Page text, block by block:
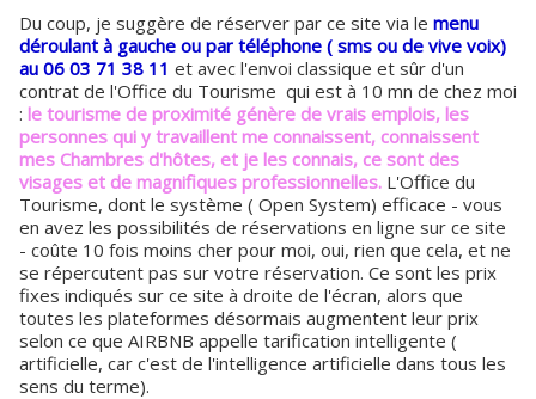
Du coup, je suggère de réserver par ce site via le menu
déroulant à gauche ou par téléphone ( sms ou de vive voix)
au 06 03 71 38 11 et avec l'envoi classique et sûr d'un
contrat de l'Office du Tourisme qui est à 10 mn de chez moi
: le tourisme de proximité génère de vrais emplois, les
personnes qui y travaillent me connaissent, connaissent
mes Chambres d'hôtes, et je les connais, ce sont des
visages et de magnifiques professionnelles. L'Office du
Tourisme, dont le système ( Open System) efficace - vous
en avez les possibilités de réservations en ligne sur ce site
- coûte 10 fois moins cher pour moi, oui, rien que cela, et ne
se répercutent pas sur votre réservation. Ce sont les prix
fixes indiqués sur ce site à droite de l'écran, alors que
toutes les plateformes désormais augmentent leur prix
selon ce que AIRBNB appelle tarification intelligente (
artificielle, car c'est de l'intelligence artificielle dans tous les
sens du terme).